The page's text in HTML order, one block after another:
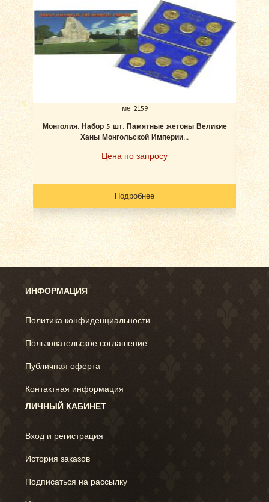
ме 2159
Монголия. Набор 5 шт. Памятные жетоны Великие
Ханы Монгольской Империи...
Цена по запросу
Подробнее
ИНФОРМАЦИЯ
Политика конфиденциальности
Пользовательское соглашение
Публичная оферта
Контактная информация
ЛИЧНЫЙ КАБИНЕТ
Вход и регистрация
История заказов
Подписаться на рассылку